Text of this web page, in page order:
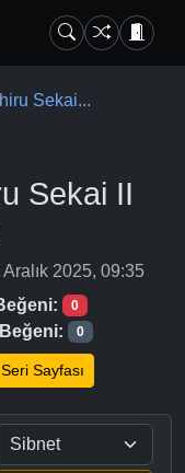
Sekai...
Sekai II
Aralık 2025, 09:35
0
0
Seri Sayfası